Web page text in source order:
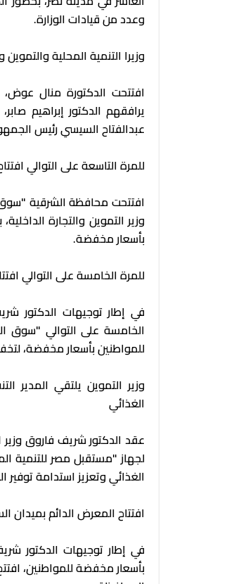
وعدد من قيادات الوزارة.
وزيرا التنمية المحلية
افتتحت الدكتورة منال عوض،
يرافقهم الدكتور إبراهيم
عبدالفتاح السيسي رئيس
للمرة التاسعة على التوالي
افتتحت محافظة الشرقية "سوق
وزير التموين والتجارة
بأسعار مخفضة.
للمرة الخامسة على التوالي
في إطار توجيهات الدكتور
الخامسة على التوالي "سوق
للمواطنين بأسعار مخفضة،
وزير التموين يلتقي المدير
الغذائي
عقد الدكتور شريف فاروق وزير
لجهاز "مستقبل مصر للتنمية
الغذائي وتعزيز استدامة توفير
افتتاح المعرض الدائم بميدان
في إطار توجيهات الدكتور
بأسعار مخفضة للمواطنين،